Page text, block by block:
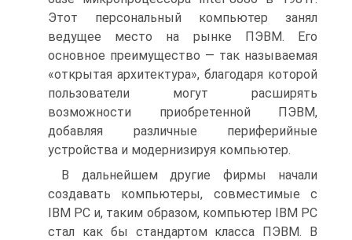
Этот персональный компьютер занял
ведущее место на рынке ПЭВМ. Его
основное преимущество — так называемая
«открытая архитектура», благодаря которой
пользователи могут расширять
возможности приобретенной ПЭВМ,
добавляя различные периферийные
устройства и модернизируя компьютер.
В дальнейшем другие фирмы начали
создавать компьютеры, совместимые с
IBM PC и, таким образом, компьютер IBM PC
стал как бы стандартом класса ПЭВМ. В